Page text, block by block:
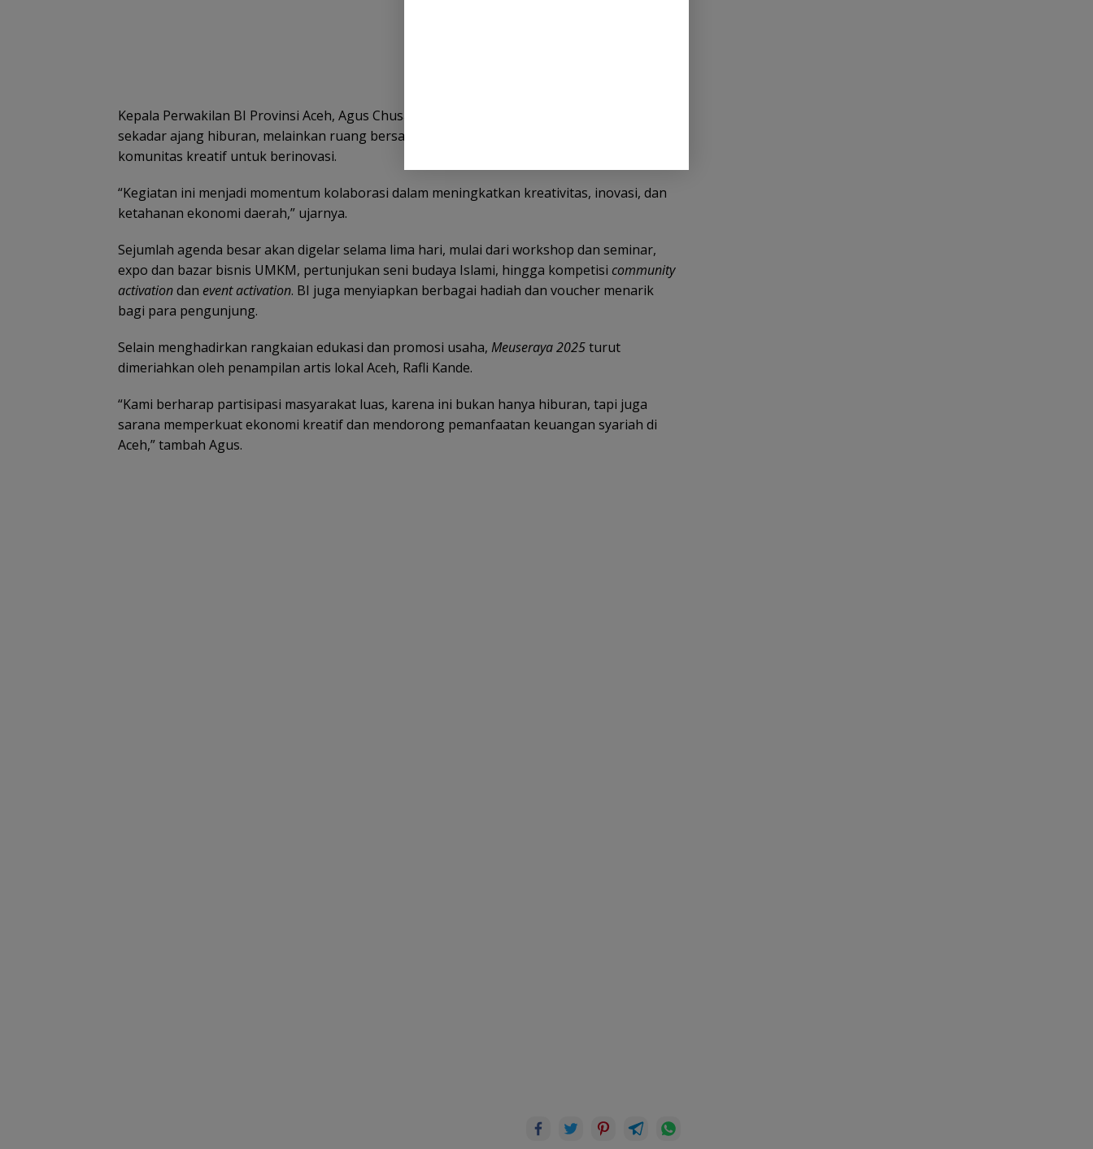
Kepala Perwakilan BI Provinsi Aceh, Agus Chusaini, menjelaskan bahwa
sekadar ajang hiburan, melainkan ruang bersama bagi masyarakat, pelaku usaha, hingga
komunitas kreatif untuk berinovasi.
“Kegiatan ini menjadi momentum kolaborasi dalam meningkatkan kreativitas, inovasi, dan
ketahanan ekonomi daerah,” ujarnya.
Sejumlah agenda besar akan digelar selama lima hari, mulai dari workshop dan seminar,
expo dan bazar bisnis UMKM, pertunjukan seni budaya Islami, hingga kompetisi community
activationdan event activation. BI juga menyiapkan berbagai hadiah dan voucher menarik
bagi para pengunjung.
Selain menghadirkan rangkaian edukasi dan promosi usaha, Meuseraya 2025turut
dimeriahkan oleh penampilan artis lokal Aceh, Rafli Kande.
“Kami berharap partisipasi masyarakat luas, karena ini bukan hanya hiburan, tapi juga
sarana memperkuat ekonomi kreatif dan mendorong pemanfaatan keuangan syariah di
Aceh,” tambah Agus.